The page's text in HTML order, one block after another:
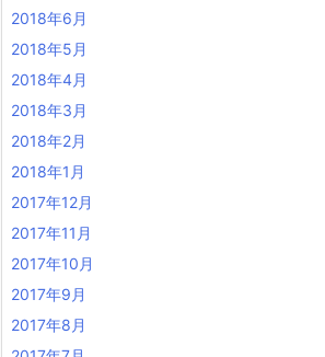
2018年6月
2018年5月
2018年4月
2018年3月
2018年2月
2018年1月
2017年12月
2017年11月
2017年10月
2017年9月
2017年8月